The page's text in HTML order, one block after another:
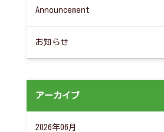
Announcement
お知らせ
アーカイブ
2026年06月